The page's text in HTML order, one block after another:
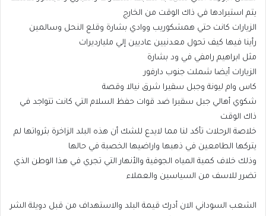
يتم استيرادها في ذاك الوقت من الخارج
الزيارات كانت حتي همشكوريب ووادي بشارة وقلع النحل وسالمين
رأينا فيها كيف تحول معدنيين عاديين إلي مليارديرات
مثل ابراهيم رامفي في ود بشارة
الزيارات أيضا شملت جنوب دارفور
كاس وام ليونة وجبل سقيرا شرق نيالا وقصة
شكوي أهالي جبل سقيرا ضد قوات حفظ السلام التي كانت تتواجد في
ذاك الوقت
خلاصة الرحلات تأكد لنا مما لايدع للشك أن هذه البلد الزاخرة بثرواتها لم
يتركها الطامعين في ذهبها واراضيها الخصبة في حالها
وذلك خلاف كمية المياه الجوفية والأنهار التي تجري في هذا الوطن الذي
تضرر للاسف من السياسين والعملاء
الشعب السوداني الان أدرك قيمة البلد والاستهداف من قبل دويلة الشر